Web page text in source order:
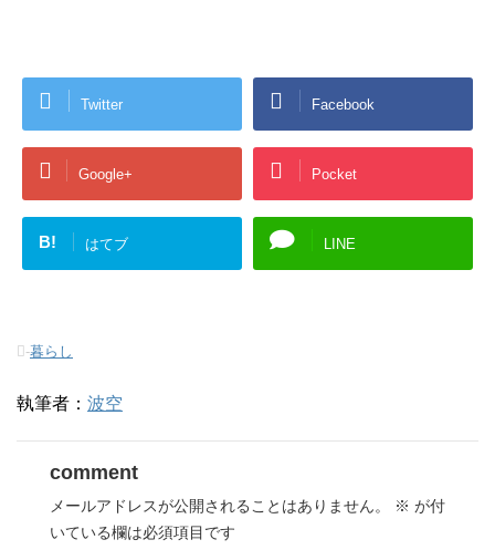
Twitter Facebook
Google+ Pocket
B! はてブ LINE
-暮らし
執筆者： 波空
comment
メールアドレスが公開されることはありません。 ※ が付
いている欄は必須項目です